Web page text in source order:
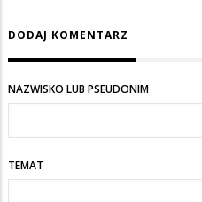
DODAJ KOMENTARZ
NAZWISKO LUB PSEUDONIM
TEMAT